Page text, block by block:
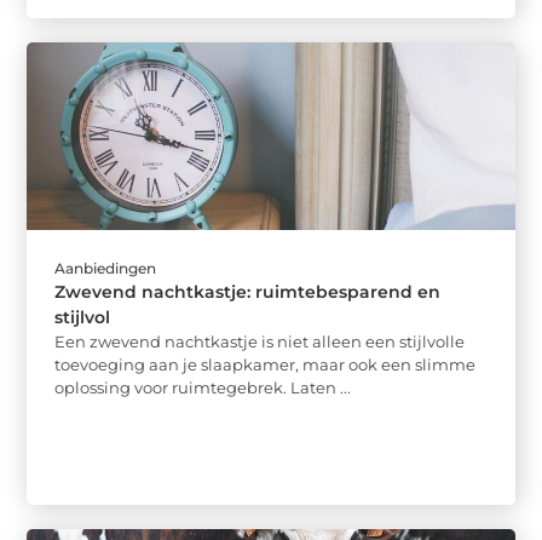
Aanbiedingen
Zwevend nachtkastje: ruimtebesparend en
stijlvol
Een zwevend nachtkastje is niet alleen een stijlvolle
toevoeging aan je slaapkamer, maar ook een slimme
oplossing voor ruimtegebrek. Laten ...